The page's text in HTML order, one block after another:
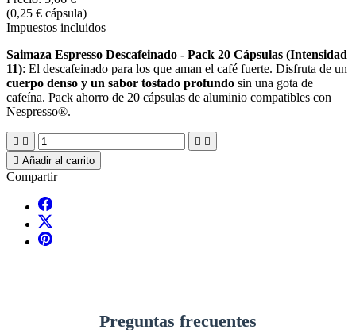
(0,25 € cápsula)
Impuestos incluidos
Saimaza Espresso Descafeinado - Pack 20 Cápsulas (Intensidad
11): El descafeinado para los que aman el café fuerte. Disfruta de un
cuerpo denso y un sabor tostado profundo sin una gota de
cafeína. Pack ahorro de 20 cápsulas de aluminio compatibles con
Nespresso®.
   
 Añadir al carrito
Compartir
Preguntas frecuentes